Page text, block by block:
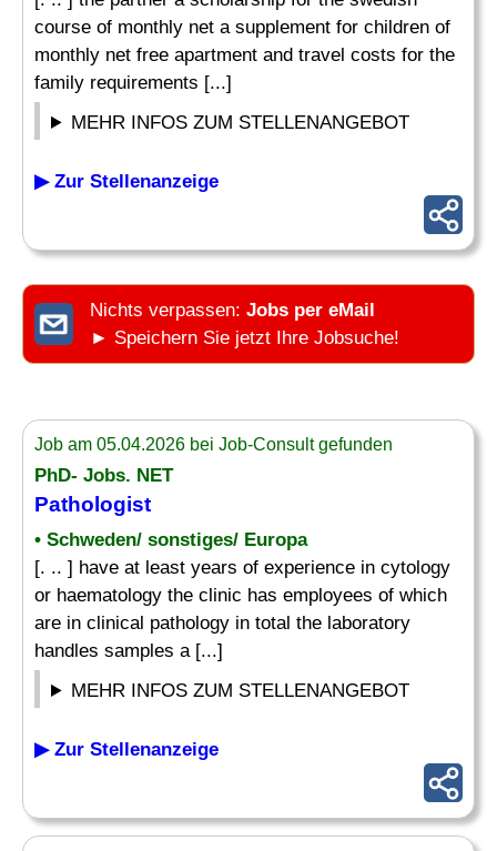
course of monthly net a supplement for children of
monthly net free apartment and travel costs for the
family requirements [...]
MEHR INFOS ZUM STELLENANGEBOT
▶ Zur Stellenanzeige
Nichts verpassen: Jobs per eMail
► Speichern Sie jetzt Ihre Jobsuche!
Job am 05.04.2026 bei Job-Consult gefunden
PhD- Jobs. NET
Pathologist
• Schweden/ sonstiges/ Europa
[. .. ] have at least years of experience in cytology
or haematology the clinic has employees of which
are in clinical pathology in total the laboratory
handles samples a [...]
MEHR INFOS ZUM STELLENANGEBOT
▶ Zur Stellenanzeige